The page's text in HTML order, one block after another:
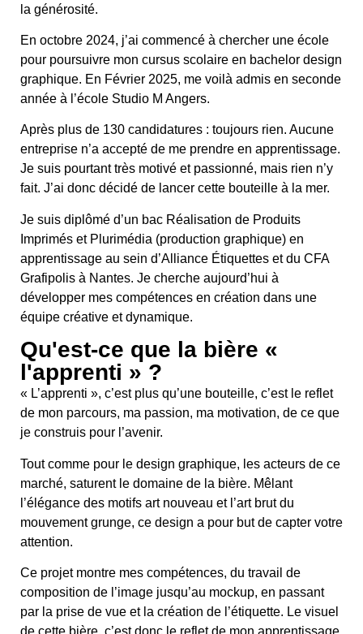
la générosité.
En octobre 2024, j’ai commencé à chercher une école
pour poursuivre mon cursus scolaire en bachelor design
graphique. En Février 2025, me voilà admis en seconde
année à l’école Studio M Angers.
Après plus de 130 candidatures : toujours rien. Aucune
entreprise n’a accepté de me prendre en apprentissage.
Je suis pourtant très motivé et passionné, mais rien n’y
fait. J’ai donc décidé de lancer cette bouteille à la mer.
Je suis diplômé d’un bac Réalisation de Produits
Imprimés et Plurimédia (production graphique) en
apprentissage au sein d’Alliance Étiquettes et du CFA
Grafipolis à Nantes. Je cherche aujourd’hui à
développer mes compétences en création dans une
équipe créative et dynamique.
Qu'est-ce que la bière «
l'apprenti » ?
« L’apprenti », c’est plus qu’une bouteille, c’est le reflet
de mon parcours, ma passion, ma motivation, de ce que
je construis pour l’avenir.
Tout comme pour le design graphique, les acteurs de ce
marché, saturent le domaine de la bière. Mêlant
l’élégance des motifs art nouveau et l’art brut du
mouvement grunge, ce design a pour but de capter votre
attention.
Ce projet montre mes compétences, du travail de
composition de l’image jusqu’au mockup, en passant
par la prise de vue et la création de l’étiquette. Le visuel
de cette bière, c’est donc le reflet de mon apprentissage